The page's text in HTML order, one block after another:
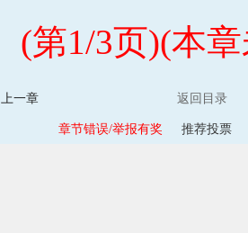
(第1/3页)(本
上一章 返回目录
章节错误/举报有奖 推荐投票